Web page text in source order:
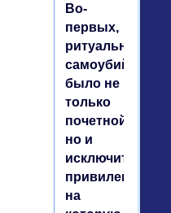
Во-
первых,
ритуальное
самоубийство
было не
только
почетной,
но и
привилегией,
на